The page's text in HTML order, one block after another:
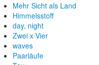
Mehr Sicht als Land
Himmelsstoff
day, night
Zwei x Vier
waves
Paarläufe